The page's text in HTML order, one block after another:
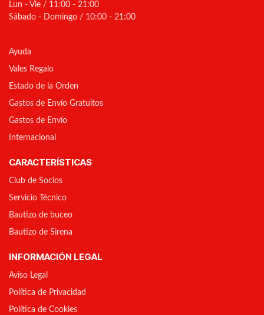
Lun - Vie / 11:00 - 21:00
Sábado - Domingo / 10:00 - 21:00
Ayuda
Vales Regalo
Estado de la Orden
Gastos de Envío Gratuitos
Gastos de Envío
Internacional
CARACTERÍSTICAS
Club de Socios
Servicio Técnico
Bautizo de buceo
Bautizo de Sirena
INFORMACIÓN LEGAL
Aviso Legal
Política de Privacidad
Política de Cookies